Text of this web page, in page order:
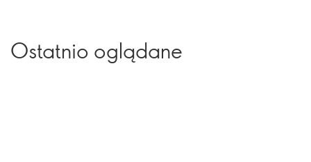
Ostatnio oglądane